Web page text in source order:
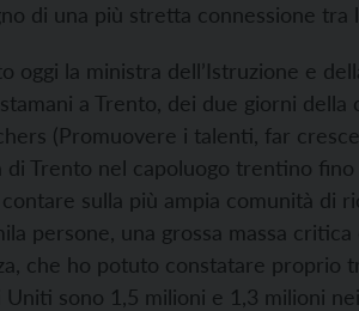
di una più stretta connessione
oggi la ministra dell’Istruzione e
a Trento, dei due giorni
(Promuovere i talenti, far
di Trento nel capoluogo trentino fino
contare sulla più ampia comunità di
persone, una grossa massa
che ho potuto constatare
Uniti sono 1,5 milioni e 1,3 milioni